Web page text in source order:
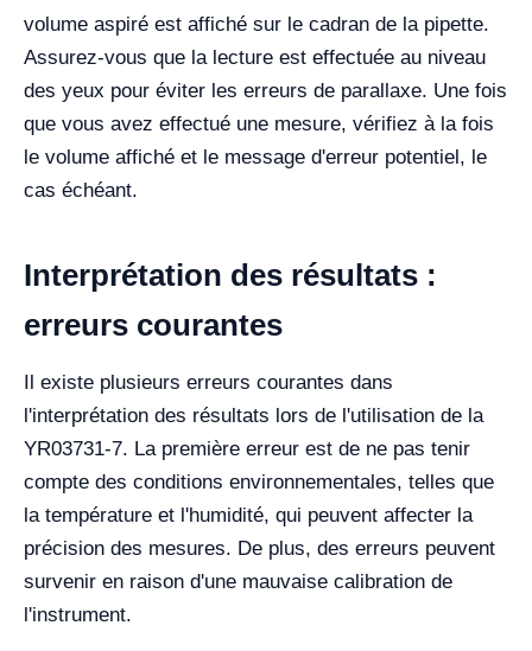
volume aspiré est affiché sur le cadran de la pipette.
Assurez-vous que la lecture est effectuée au niveau
des yeux pour éviter les erreurs de parallaxe. Une fois
que vous avez effectué une mesure, vérifiez à la fois
le volume affiché et le message d'erreur potentiel, le
cas échéant.
Interprétation des résultats :
erreurs courantes
Il existe plusieurs erreurs courantes dans
l'interprétation des résultats lors de l'utilisation de la
YR03731-7. La première erreur est de ne pas tenir
compte des conditions environnementales, telles que
la température et l'humidité, qui peuvent affecter la
précision des mesures. De plus, des erreurs peuvent
survenir en raison d'une mauvaise calibration de
l'instrument.